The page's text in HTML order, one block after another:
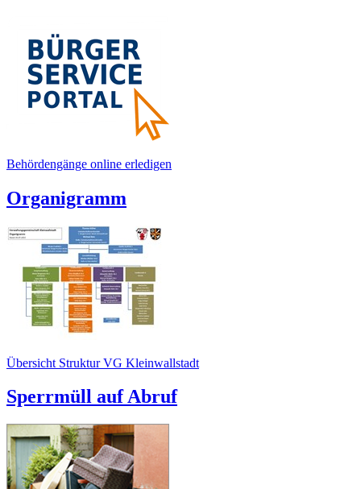
Behördengänge online erledigen
Organigramm
Übersicht Struktur VG Kleinwallstadt
Sperrmüll auf Abruf